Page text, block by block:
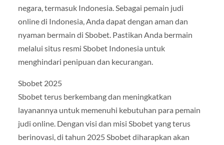
negara, termasuk Indonesia. Sebagai pemain judi
online di Indonesia, Anda dapat dengan aman dan
nyaman bermain di Sbobet. Pastikan Anda bermain
melalui situs resmi Sbobet Indonesia untuk
menghindari penipuan dan kecurangan.
Sbobet 2025
Sbobet terus berkembang dan meningkatkan
layanannya untuk memenuhi kebutuhan para pemain
judi online. Dengan visi dan misi Sbobet yang terus
berinovasi, di tahun 2025 Sbobet diharapkan akan